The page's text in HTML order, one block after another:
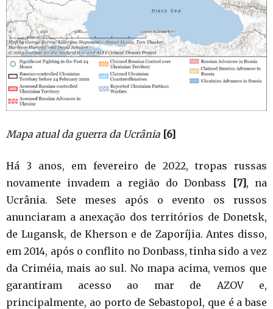
Mapa atual da guerra da Ucrânia [6]
Há 3 anos, em fevereiro de 2022, tropas russas
novamente invadem a região do Donbass
[7], na
Ucrânia. Sete meses após o evento os russos
anunciaram a anexação dos territórios de Donetsk,
de Lugansk, de Kherson e de Zaporíjia. Antes disso,
em 2014, após o conflito no Donbass, tinha sido a vez
da Criméia, mais ao sul. No mapa acima, vemos que
garantiram acesso ao mar de AZOV e,
principalmente, ao porto de Sebastopol, que é a base